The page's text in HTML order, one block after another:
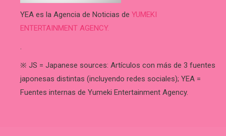
YEA es la Agencia de Noticias de YUMEKI
ENTERTAINMENT AGENCY.
.
※ JS = Japanese sources: Artículos con más de 3 fuentes
japonesas distintas (incluyendo redes sociales); YEA =
Fuentes internas de Yumeki Entertainment Agency.